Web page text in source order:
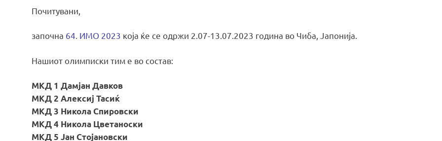
Почитувани,
започна 64. ИМО 2023 која ќе се одржи 2.07-13.07.2023 година во Чиба, Јапонија.
Нашиот олимписки тим е во состав:
МКД 1 Дамјан Давков
МКД 2 Алексиј Тасиќ
МКД 3 Никола Спировски
МКД 4 Никола Цветаноски
МКД 5 Јан Стојановски